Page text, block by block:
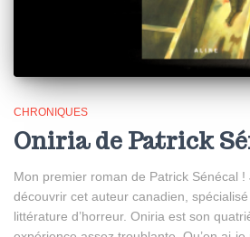
CHRONIQUES
Oniria de Patrick
Mon premier roman de Patrick Sénécal !
découvrir cet auteur canadien,
littérature d’horreur. Oniria est son